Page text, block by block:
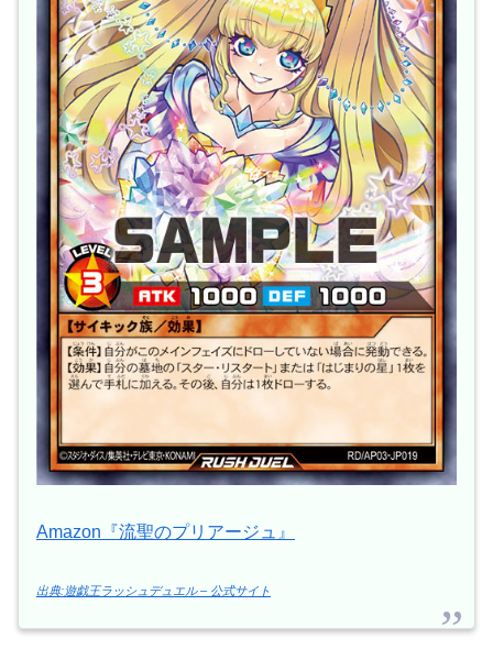
Amazon『流聖のプリアージュ』
出典:遊戯王ラッシュデュエル – 公式サイト